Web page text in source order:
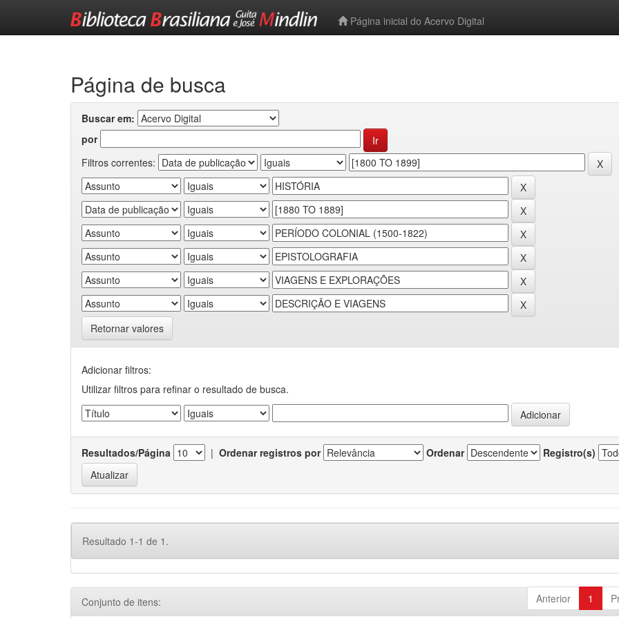
Página inicial do Acervo Digital
Página de busca
Buscar em:
por
Filtros correntes:
Retornar valores
Adicionar filtros:
Utilizar filtros para refinar o resultado de busca.
Resultados/Página | Ordenar registros por Ordenar Registro(s)
Resultado 1-1 de 1.
Anterior 1
Conjunto de itens: